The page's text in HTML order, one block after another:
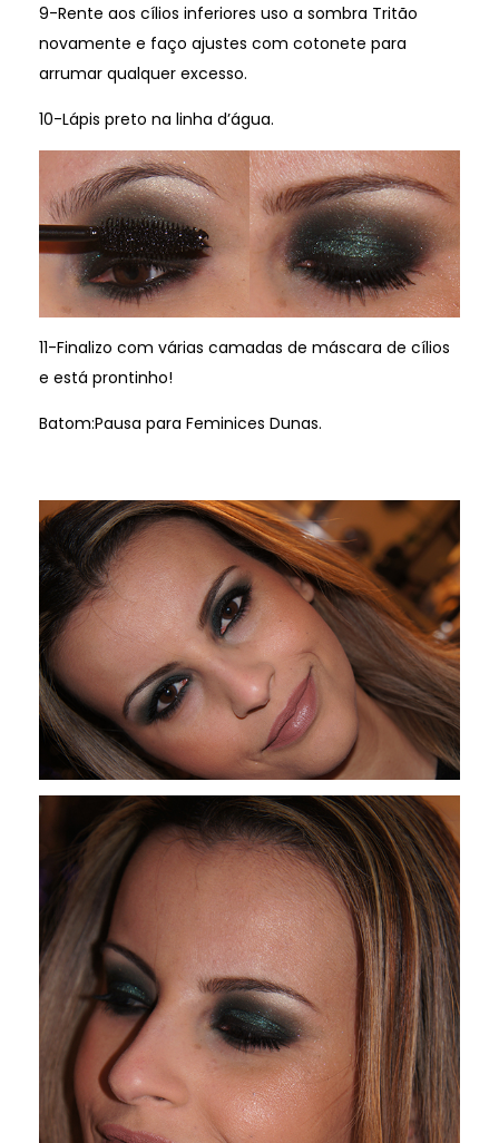
9-Rente aos cílios inferiores uso a sombra Tritão
novamente e faço ajustes com cotonete para
arrumar qualquer excesso.
10-Lápis preto na linha d’água.
11-Finalizo com várias camadas de máscara de cílios
e está prontinho!
Batom:Pausa para Feminices Dunas.